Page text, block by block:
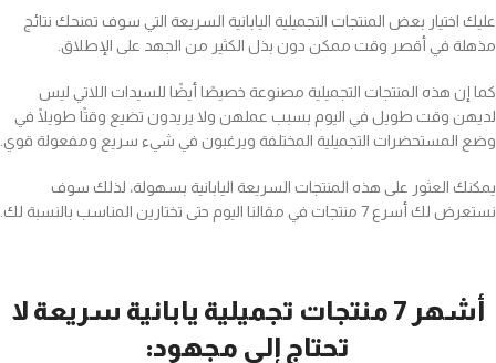
عليك اختيار بعض المنتجات التجميلية اليابانية السريعة التي سوف تمنحك نتائج
مذهلة في أقصر وقت ممكن دون بذل الكثير من الجهد على الإطلاق.
كما إن هذه المنتجات التجميلية مصنوعة خصيصًا أيضًا للسيدات اللاتي ليس
لديهن وقت طويل في اليوم بسبب عملهن ولا يريدون تضيع وقتًا طويلًا في
وضع المستحضرات التجميلية المختلفة ويرغبون في شيء سريع ومفعولة قوي.
يمكنك العثور على هذه المنتجات السريعة اليابانية بسهولة، لذلك سوف
نستعرض لك أسرع 7 منتجات في مقالنا اليوم حتى تختارين المناسب بالنسبة لك.
أشهر 7 منتجات تجميلية يابانية سريعة لا
تحتاج إلى مجهود: